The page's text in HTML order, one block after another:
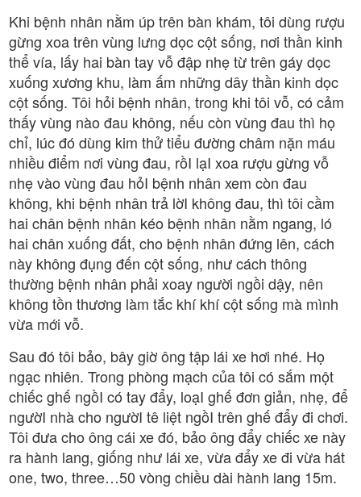
Khi bệnh nhân nằm úp trên bàn khám, tôi dùng rượu
gừng xoa trên vùng lưng dọc cột sống, nơi thần kinh
thể vía, lấy hai bàn tay vỗ đập nhẹ từ trên gáy dọc
xuống xương khu, làm ấm những dây thần kinh dọc
cột sống. Tôi hỏi bệnh nhân, trong khi tôi vỗ, có cảm
thấy vùng nào đau không, nếu còn vùng đau thì họ
chỉ, lúc đó dùng kim thử tiểu đường châm nặn máu
nhiều điểm nơi vùng đau, rồI lạI xoa rượu gừng vỗ
nhẹ vào vùng đau hỏI bệnh nhân xem còn đau
không, khi bệnh nhân trả lờI không đau, thì tôi cầm
hai chân bệnh nhân kéo bệnh nhân nằm ngang, ló
hai chân xuống đất, cho bệnh nhân đứng lên, cách
này không đụng đến cột sống, như cách thông
thường bệnh nhân phải xoay người ngồi dậy, nên
không tồn thương làm tắc khí khí cột sống mà mình
vừa mới vỗ.
Sau đó tôi bảo, bây giờ ông tập lái xe hơi nhé. Họ
ngạc nhiên. Trong phòng mạch của tôi có sắm một
chiếc ghế ngồI có tay đẩy, loạI ghế đơn giản, nhẹ, để
ngườI nhà cho ngườI tê liệt ngồI trên ghế đẩy đi chơi.
Tôi đưa cho ông cái xe đó, bảo ông đẩy chiếc xe này
ra hành lang, giống như lái xe, vừa đẩy xe đi vừa hát
one, two, three…50 vòng chiều dài hành lang 15m.